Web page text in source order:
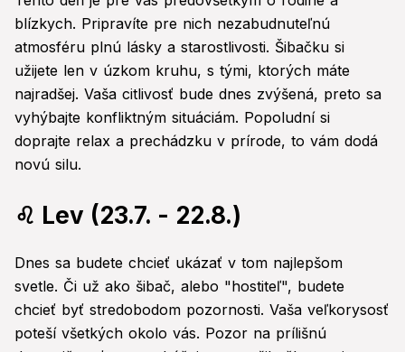
blízkych. Pripravíte pre nich nezabudnuteľnú
atmosféru plnú lásky a starostlivosti. Šibačku si
užijete len v úzkom kruhu, s tými, ktorých máte
najradšej. Vaša citlivosť bude dnes zvýšená, preto sa
vyhýbajte konfliktným situáciám. Popoludní si
doprajte relax a prechádzku v prírode, to vám dodá
novú silu.
♌ Lev (23.7. - 22.8.)
Dnes sa budete chcieť ukázať v tom najlepšom
svetle. Či už ako šibač, alebo "hostiteľ", budete
chcieť byť stredobodom pozornosti. Vaša veľkorysosť
poteší všetkých okolo vás. Pozor na prílišnú